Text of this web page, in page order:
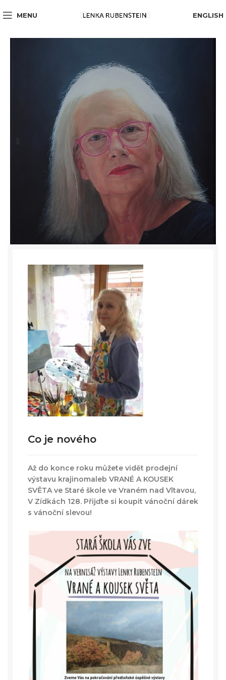
MENU ENGLISH
Co je nového
Až do konce roku můžete vidět prodejní
výstavu krajinomaleb VRANÉ A KOUSEK
SVĚTA ve Staré škole ve Vraném nad Vltavou,
V Zídkách 128. Přijďte si koupit vánoční dárek
s vánoční slevou!
Portréty